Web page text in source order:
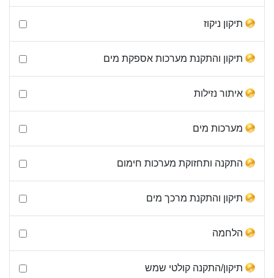
תיקון ניקוז
תיקון והתקנת מערכות אספקת מים
איתור נזילות
מערכות מים
התקנה ותחזוקת מערכות חימום
תיקון והתקנת מרכך מים
הלחמה
תיקון/התקנה קולטי שמש